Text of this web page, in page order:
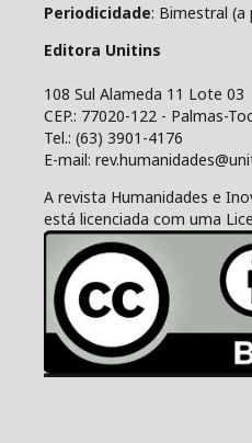
Periodicidade: Bimestral (a
Editora Unitins
108 Sul Alameda 11 Lote 03
CEP.: 77020-122 - Palmas-
Tel.: (63) 3901-4176
E-mail:
A revista Humanidades e
está licenciada com uma